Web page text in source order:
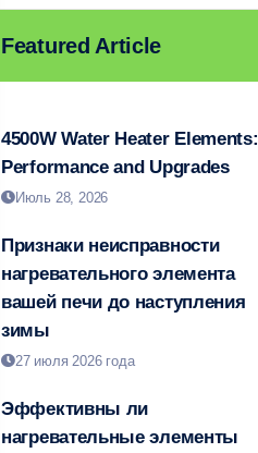
Featured Article
4500W Water Heater Elements:
Performance and Upgrades
Июль 28, 2026
Признаки неисправности
нагревательного элемента
вашей печи до наступления
зимы
27 июля 2026 года
Эффективны ли
нагревательные элементы